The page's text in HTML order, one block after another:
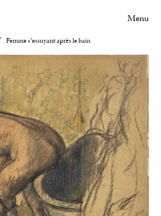
Menu
Femme s’essuyant après le bain